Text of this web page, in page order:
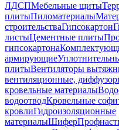
ЛДСПМебельные щиты
плитыПиломатериалы
строительстваГипсокартон
листыЦементные плиты
гипсокартона
армирующие
плитыВентиляторы
вентиляционные,
кровельные материалы
водоотводКровельные
кровлиГидроизоляционные
материалыШифер